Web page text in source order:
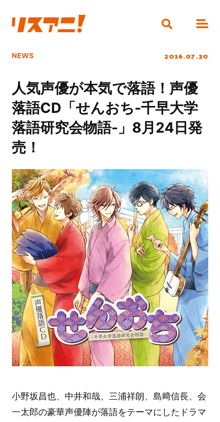
NEWS 2016.07.30
人気声優が本気で落語！声優
落語CD「せんおち-千早大学
落語研究会物語-」8月24日発
売！
小野坂昌也、中井和哉、三浦祥朗、島﨑信長、会
一太郎の豪華声優陣が落語をテーマにしたドラマ